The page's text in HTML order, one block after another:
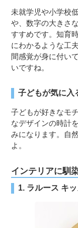
未就学児や小学校
や、数字の大きさ
すすめです。知育
にわかるような工
間感覚が身に付い
いですね。
子どもが気に入
子どもが好きなモ
なデザインの時計
みになります。自
よ。
インテリアに馴
1. ラルース キ